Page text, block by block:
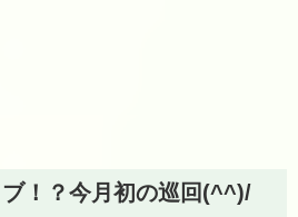
！？今月初の巡回(^^)/